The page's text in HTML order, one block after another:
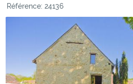
Référence: 24136